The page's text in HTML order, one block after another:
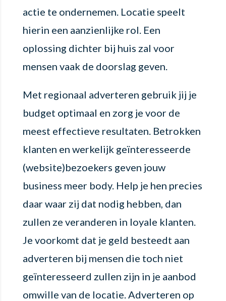
actie te ondernemen. Locatie speelt
hierin een aanzienlijke rol. Een
oplossing dichter bij huis zal voor
mensen vaak de doorslag geven.
Met regionaal adverteren gebruik jij je
budget optimaal en zorg je voor de
meest effectieve resultaten. Betrokken
klanten en werkelijk geïnteresseerde
(website)bezoekers geven jouw
business meer body. Help je hen precies
daar waar zij dat nodig hebben, dan
zullen ze veranderen in loyale klanten.
Je voorkomt dat je geld besteedt aan
adverteren bij mensen die toch niet
geïnteresseerd zullen zijn in je aanbod
omwille van de locatie. Adverteren op